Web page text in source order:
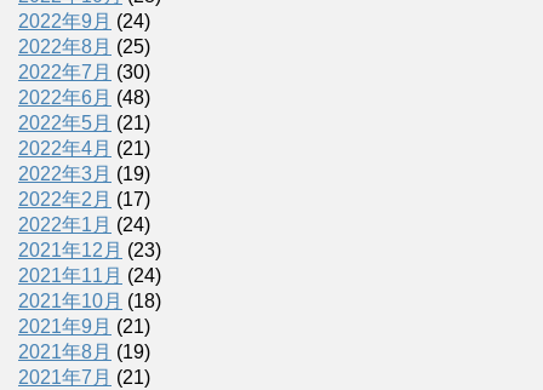
2022年9月 (24)
2022年8月 (25)
2022年7月 (30)
2022年6月 (48)
2022年5月 (21)
2022年4月 (21)
2022年3月 (19)
2022年2月 (17)
2022年1月 (24)
2021年12月 (23)
2021年11月 (24)
2021年10月 (18)
2021年9月 (21)
2021年8月 (19)
2021年7月 (21)